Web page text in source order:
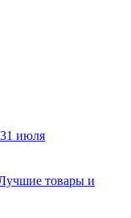
июля
товары и